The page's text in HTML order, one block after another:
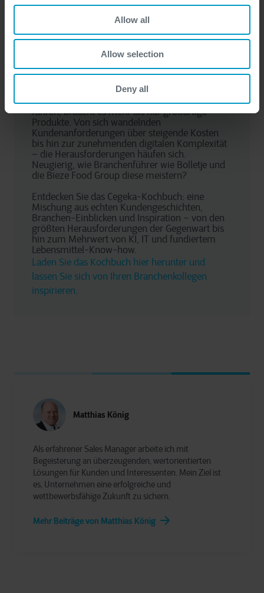
Allow all
Allow selection
Deny all
sind.
Was ist Ihr Erfolgsrezept in der
Um heute ein Lebensmittelunternehmen zu
führen, braucht es mehr als nur großartige
Produkte. Von sich wandelnden
Kundenanforderungen über steigende Kosten
bis hin zur zunehmenden digitalen Komplexität
– die Herausforderungen häufen sich.
Neugierig, wie Branchenführer wie Bolletje und
die Bieze Food Group diese meistern?
Entdecken Sie das Cegeka-Kochbuch: eine
Mischung aus echten Kundengeschichten,
Branchen-Einblicken und Inspiration – von den
größten Herausforderungen der Gegenwart bis
hin zum Mehrwert von KI, IT und fundiertem
Lebensmittel-Know-how.
Laden Sie das Kochbuch hier herunter und
lassen Sie sich von Ihren Branchenkollegen
inspirieren.
Matthias König
Als erfahrener Sales Manager arbeite ich mit
Begeisterung an überzeugenden, wertorientierten
Lösungen für Kunden und Interessenten. Mein Ziel ist
es, Unternehmen eine erfolgreiche und
wettbewerbsfähige Zukunft zu sichern.
Mehr Beiträge von Matthias König